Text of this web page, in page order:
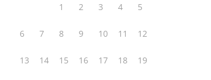
1 2 3 4 5
6 7 8 9 10 11 12
13 14 15 16 17 18 19